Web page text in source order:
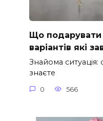
Що подарувати
варіантів які
Знайома ситуація:
знаєте
0 566